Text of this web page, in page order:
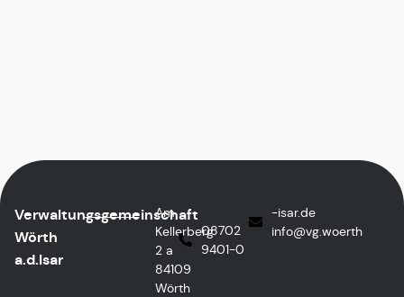
Verwaltungsgemeinschaft
Wörth
a.d.Isar
Am
Kellerberg
2 a
84109
Wörth
08702
9401-0
ed.rasi-
htreow.gv
@ofni